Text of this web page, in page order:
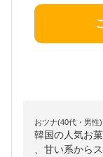
おツナ(40代・男性)
韓国の人気お
、甘い系から